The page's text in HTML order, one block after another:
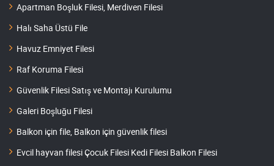
Apartman Boşluk Filesi, Merdiven Filesi
Halı Saha Üstü File
Havuz Emniyet Filesi
Raf Koruma Filesi
Güvenlik Filesi Satış ve Montajı Kurulumu
Galeri Boşluğu Filesi
Balkon için file, Balkon için güvenlik filesi
Evcil hayvan filesi Çocuk Filesi Kedi Filesi Balkon Filesi